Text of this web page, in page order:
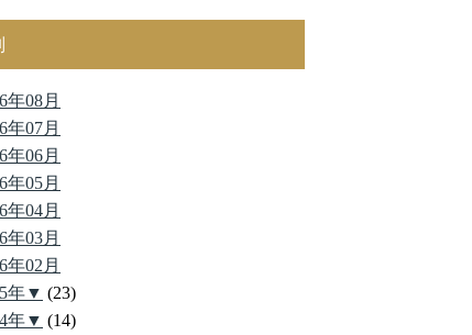
年08月
年07月
年06月
年05月
年04月
年03月
年02月
年▼ (23)
年▼ (14)